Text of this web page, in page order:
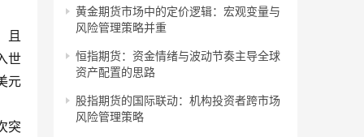
且
世
元
突
黄金期货市场中的定价逻辑：宏观变量与
风险管理策略并重
恒指期货：资金情绪与波动节奏主导全球
资产配置的思路
股指期货的国际联动：机构投资者跨市场
风险管理策略